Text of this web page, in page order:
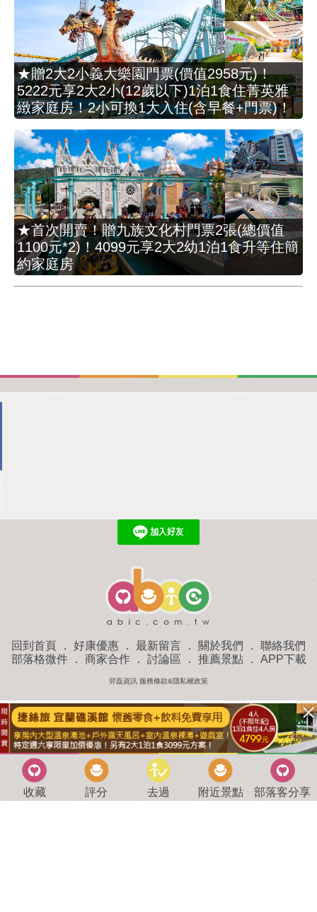
★贈2大2小義大樂園門票(價值2958元)！
5222元享2大2小(12歲以下)1泊1食住菁英雅
緻家庭房！2小可換1大入住(含早餐+門票)！
★首次開賣！贈九族文化村門票2張(總價值
1100元*2)！4099元享2大2幼1泊1食升等住簡
約家庭房
回到首頁 ． 好康優惠 ． 最新留言 ． 關於我們 ． 聯絡我們
部落格微件． 商家合作． 討論區 ． 推薦景點． APP下載
羿磊資訊 服務條款&隱私權政策
收藏 評分 去過 附近景點 部落客分享